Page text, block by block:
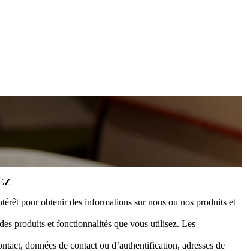
pour obtenir des informations sur nous ou nos produits et
produits et fonctionnalités que vous utilisez. Les
données de contact ou d’authentification, adresses de